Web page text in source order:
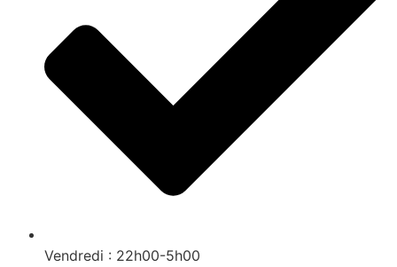
Vendredi : 22h00-5h00